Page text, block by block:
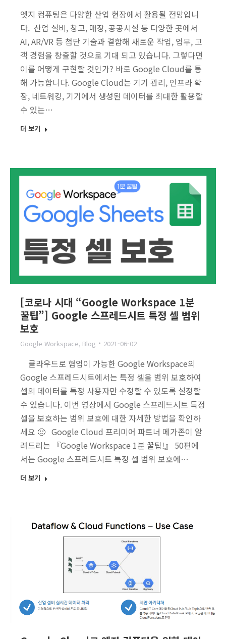
엣지 컴퓨팅은 다양한 산업 현장에서 활용될 전망입니
다. 산업 설비, 창고, 매장, 공공시설 등 다양한 곳에서
AI, AR/VR 등 첨단 기술과 결합해 새로운 작업, 업무, 고
객 경험을 창출할 것으로 기대 되고 있습니다. 그렇다면
이를 어떻게 구현할 것인가? 바로 Google Cloud를 통
해 가능합니다. Google Cloud는 기기 관리, 인프라 확
장, 네트워킹, 기기에서 생성된 데이터를 최대한 활용할
수 있는…
더 보기
[코로나 시대 “Google Workspace 1분
꿀팁”] Google 스프레드시트 특정 셀 범위
보호
Google Workspace, Blog 2021-06-02
클라우드로 협업이 가능한 Google Workspace의
Google 스프레드시트에서는 특정 셀을 범위 보호하여
셀의 데이터를 특정 사용자만 수정할 수 있도록 설정할
수 있습니다. 이번 영상에서 Google 스프레드시트 특정
셀을 보호하는 범위 보호에 대한 자세한 방법을 확인하
세요 🙂 Google Cloud 프리미어 파트너 메가존이 알
려드리는 『Google Workspace 1분 꿀팁!』 50편에
서는 Google 스프레드시트 특정 셀 범위 보호에…
더 보기